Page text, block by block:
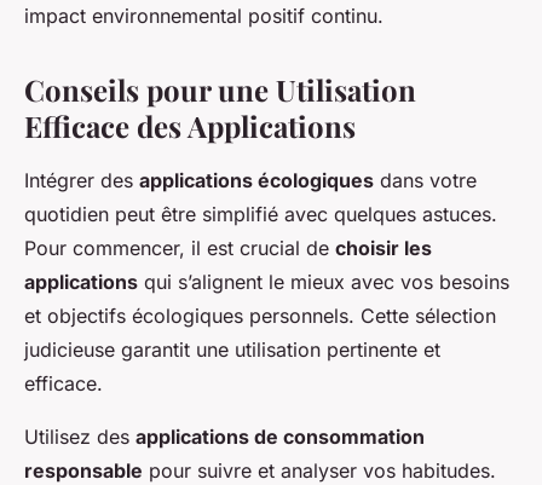
impact environnemental positif continu.
Conseils pour une Utilisation
Efficace des Applications
Intégrer des applications écologiques dans votre
quotidien peut être simplifié avec quelques astuces.
Pour commencer, il est crucial de choisir les
applications qui s’alignent le mieux avec vos besoins
et objectifs écologiques personnels. Cette sélection
judicieuse garantit une utilisation pertinente et
efficace.
Utilisez des applications de consommation
responsable pour suivre et analyser vos habitudes.